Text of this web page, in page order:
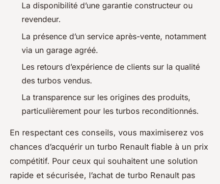
La disponibilité d’une garantie constructeur ou
revendeur.
La présence d’un service après-vente, notamment
via un garage agréé.
Les retours d’expérience de clients sur la qualité
des turbos vendus.
La transparence sur les origines des produits,
particulièrement pour les turbos reconditionnés.
En respectant ces conseils, vous maximiserez vos
chances d’acquérir un turbo Renault fiable à un prix
compétitif. Pour ceux qui souhaitent une solution
rapide et sécurisée, l’achat de turbo Renault pas